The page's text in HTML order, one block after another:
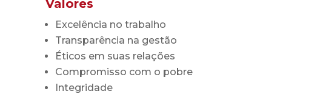
Valores
Excelência no trabalho
Transparência na gestão
Éticos em suas relações
Compromisso com o pobre
Integridade